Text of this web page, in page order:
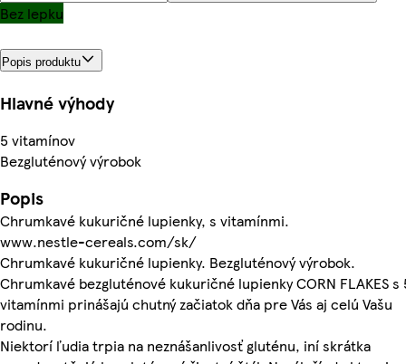
Bez lepku
Popis produktu
Hlavné výhody
5 vitamínov
Bezgluténový výrobok
Popis
Chrumkavé kukuričné lupienky, s vitamínmi.
www.nestle-cereals.com/sk/
Chrumkavé kukuričné lupienky. Bezgluténový výrobok.
Chrumkavé bezgluténové kukuričné lupienky CORN FLAKES s
vitamínmi prinášajú chutný začiatok dňa pre Vás aj celú Vašu
rodinu.
Niektorí ľudia trpia na neznášanlivosť gluténu, iní skrátka